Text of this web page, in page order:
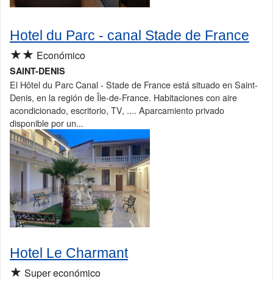
Hotel du Parc - canal Stade de France
★★ Económico
SAINT-DENIS
El Hôtel du Parc Canal - Stade de France está situado en Saint-
Denis, en la región de Île-de-France. Habitaciones con aire
acondicionado, escritorio, TV, .... Aparcamiento privado
disponible por un...
Hotel Le Charmant
★ Super económico